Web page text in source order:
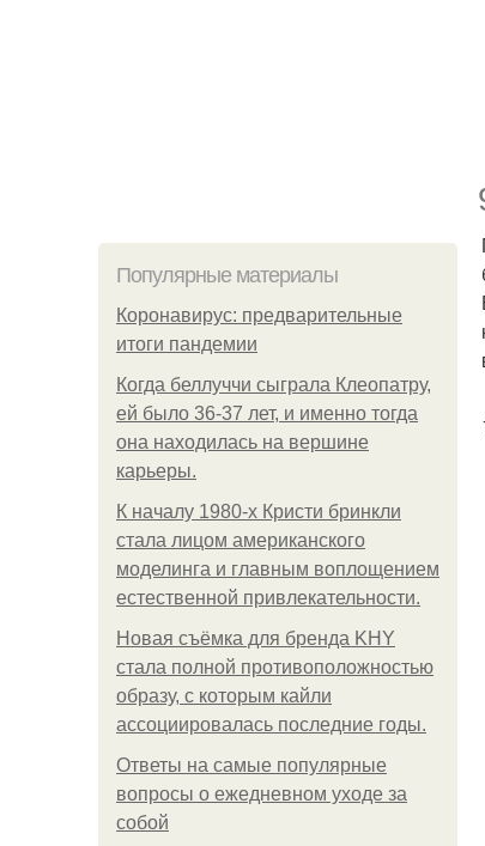
Популярные материалы
Коронавирус: предварительные
итоги пандемии
Когда беллуччи сыграла Клеопатру,
ей было 36-37 лет, и именно тогда
она находилась на вершине
карьеры.
К началу 1980-х Кристи бринкли
стала лицом американского
моделинга и главным воплощением
естественной привлекательности.
Новая съёмка для бренда KHY
стала полной противоположностью
образу, с которым кайли
ассоциировалась последние годы.
Ответы на самые популярные
вопросы о ежедневном уходе за
собой